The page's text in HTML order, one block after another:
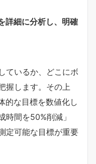
詳細に分析し、明確
ているか、どこにボ
握します。その上
的な目標を数値化し
時間を50%削減」
定可能な目標が重要